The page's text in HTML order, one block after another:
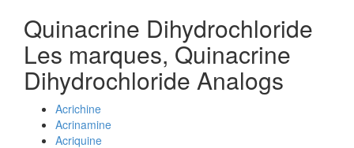
Quinacrine Dihydrochloride
Les marques, Quinacrine
Dihydrochloride Analogs
Acrichine
Acrinamine
Acriquine